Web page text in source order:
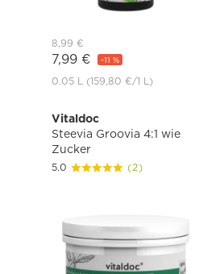
8,99 €
7,99 € -11 %
0.05 L (159,80 €/1 L)
Vitaldoc
Steevia Groovia 4:1 wie
Zucker
5.0 (2)